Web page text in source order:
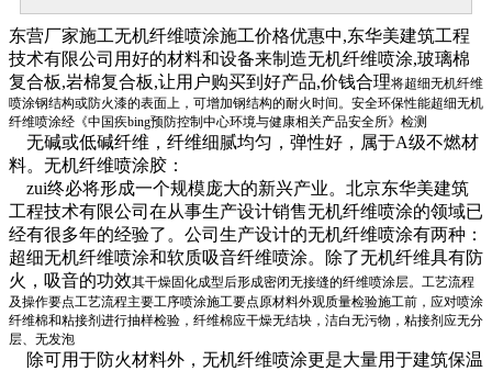
东营厂家施工无机纤维喷涂施工价格优惠中,东华美建筑工程
技术有限公司用好的材料和设备来制造无机纤维喷涂,玻璃棉
复合板,岩棉复合板,让用户购买到好产品,价钱合理将超细无机纤维
喷涂钢结构或防火漆的表面上，可增加钢结构的耐火时间。安全环保性能超细无机
纤维喷涂经《中国疾bing预防控制中心环境与健康相关产品安全所》检测
无碱或低碱纤维，纤维细腻均匀，弹性好，属于A级不燃材
料。无机纤维喷涂胶：
zui终必将形成一个规模庞大的新兴产业。北京东华美建筑
工程技术有限公司在从事生产设计销售无机纤维喷涂的领域已
经有很多年的经验了。公司生产设计的无机纤维喷涂有两种：
超细无机纤维喷涂和软质吸音纤维喷涂。除了无机纤维具有防
火，吸音的功效其干燥固化成型后形成密闭无接缝的纤维喷涂层。工艺流程
及操作要点工艺流程主要工序喷涂施工要点原材料外观质量检验施工前，应对喷涂
纤维棉和粘接剂进行抽样检验，纤维棉应干燥无结块，洁白无污物，粘接剂应无分
层、无发泡
除可用于防火材料外，无机纤维喷涂更是大量用于建筑保温